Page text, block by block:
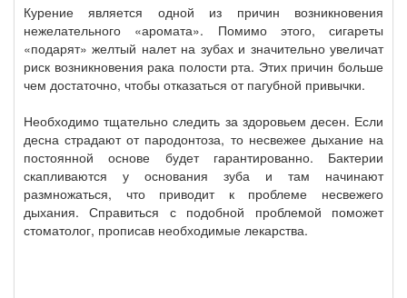
Курение является одной из причин возникновения
нежелательного «аромата». Помимо этого, сигареты
«подарят» желтый налет на зубах и значительно увеличат
риск возникновения рака полости рта. Этих причин больше
чем достаточно, чтобы отказаться от пагубной привычки.
Необходимо тщательно следить за здоровьем десен. Если
десна страдают от пародонтоза, то несвежее дыхание на
постоянной основе будет гарантированно. Бактерии
скапливаются у основания зуба и там начинают
размножаться, что приводит к проблеме несвежего
дыхания. Справиться с подобной проблемой поможет
стоматолог, прописав необходимые лекарства.